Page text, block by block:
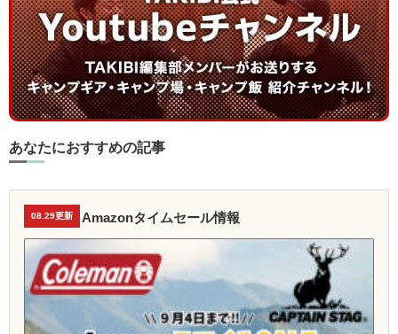
あなたにおすすめの記事
08.29更新 Amazonタイムセール情報